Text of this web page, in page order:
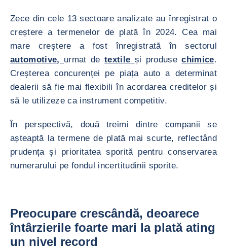
Zece din cele 13 sectoare analizate au înregistrat o
creștere a termenelor de plată în 2024. Cea mai
mare creștere a fost înregistrată în sectorul
automotive, urmat de textile și produsechimice.
Creșterea concurenței pe piața auto a determinat
dealerii să fie mai flexibili în acordarea creditelor și
să le utilizeze ca instrument competitiv.
În perspectivă, două treimi dintre companii se
așteaptă la termene de plată mai scurte, reflectând
prudența și prioritatea sporită pentru conservarea
numerarului pe fondul incertitudinii sporite.
Preocupare crescândă, deoarece
întârzierile foarte mari la plată ating
un nivel record